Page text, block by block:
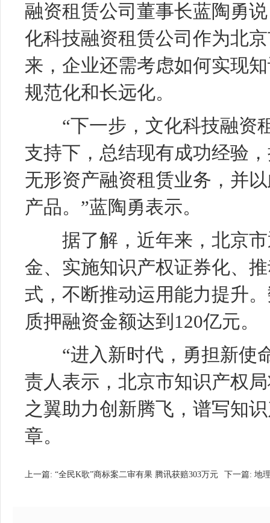
融资租赁公司董事长蓝陶勇
化科技融资租赁公司作为北
来，企业还需考虑如何实现
规范化和长远化。
“下一步，文化科技融资
支持下，总结现有成功经验
无形资产融资租赁业务，并
产品。”蓝陶勇表示。
据了解，近年来，北京市
金、实施知识产权证券化、
式，不断推动运用能力提升
质押融资金额达到120亿元。
“进入新时代，勇担新使
责人表示，北京市知识产权
之翼助力创新腾飞，谱写知
章。
上一篇: “全民K歌”商标案二审有果 腾讯获赔303万元 下一篇: 地